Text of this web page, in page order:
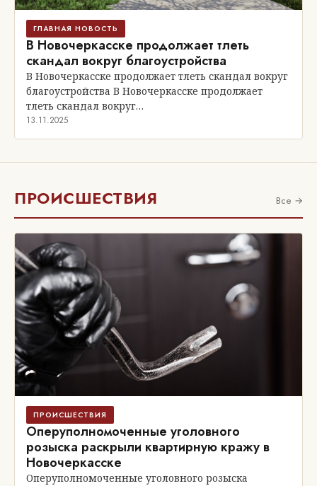
ГЛАВНАЯ НОВОСТЬ
В Новочеркасске продолжает тлеть
скандал вокруг благоустройства
В Новочеркасске продолжает тлеть скандал вокруг
благоустройства В Новочеркасске продолжает
тлеть скандал вокруг…
13.11.2025
ПРОИСШЕСТВИЯ Все →
ПРОИСШЕСТВИЯ
Оперуполномоченные уголовного
розыска раскрыли квартирную кражу в
Новочеркасске
Оперуполномоченные уголовного розыска